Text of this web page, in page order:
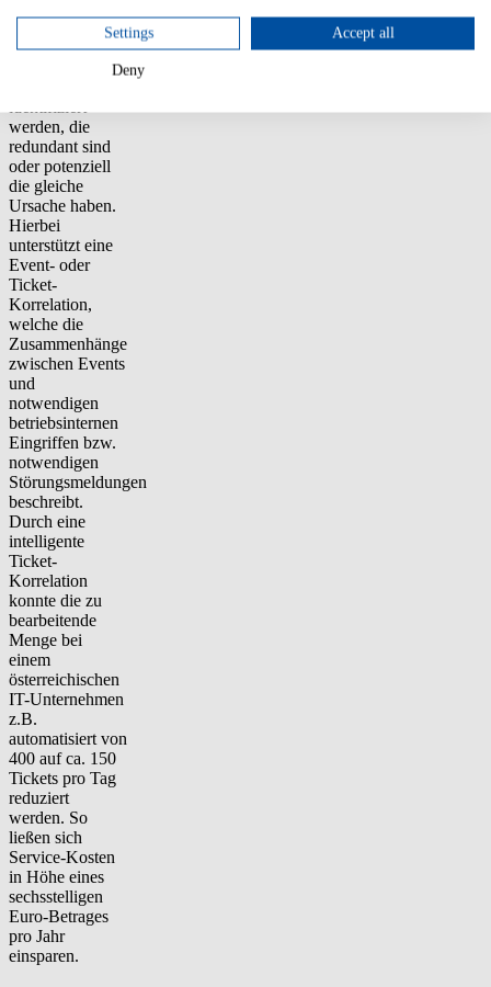
entscheidend,
werden, die
redundant sind
oder potenziell
die gleiche
Ursache haben.
Hierbei
unterstützt eine
Event- oder
Ticket-
Korrelation,
welche die
Zusammenhänge
zwischen Events
und
notwendigen
betriebsinternen
Eingriffen bzw.
notwendigen
Störungsmeldungen
beschreibt.
Durch eine
intelligente
Ticket-
Korrelation
konnte die zu
bearbeitende
Menge bei
einem
österreichischen
IT-Unternehmen
z.B.
automatisiert von
400 auf ca. 150
Tickets pro Tag
reduziert
werden. So
ließen sich
Service-Kosten
in Höhe eines
sechsstelligen
Euro-Betrages
pro Jahr
einsparen.
Settings Accept all
Deny